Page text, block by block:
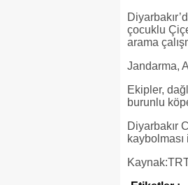
çocuklu
arama
Jandarma,
Ekipler,
burunlu
Diyarbakır
kaybolması